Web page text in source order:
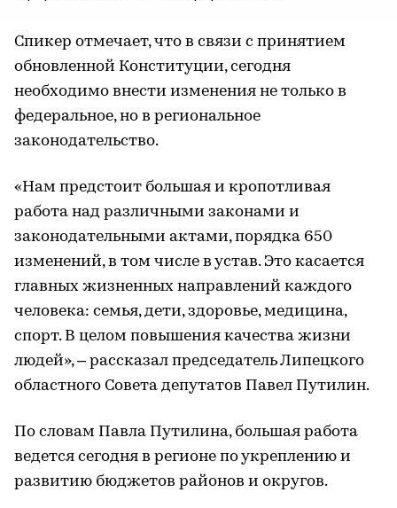
Спикер отмечает, что в связи с принятием
обновленной Конституции, сегодня
необходимо внести изменения не только в
федеральное, но в региональное
законодательство.
«Нам предстоит большая и кропотливая
работа над различными законами и
законодательными актами, порядка 650
изменений, в том числе в устав. Это касается
главных жизненных направлений каждого
человека: семья, дети, здоровье, медицина,
спорт. В целом повышения качества жизни
людей», – рассказал председатель Липецкого
областного Совета депутатов Павел Путилин.
По словам Павла Путилина, большая работа
ведется сегодня в регионе по укреплению и
развитию бюджетов районов и округов.